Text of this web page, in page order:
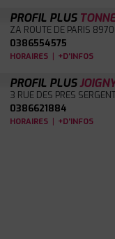
PROFIL PLUS
ZA ROUTE DE PARIS
0386554575
HORAIRES | +D'INFOS
PROFIL PLUS
3 RUE DES PRES
0386621884
HORAIRES | +D'INFOS